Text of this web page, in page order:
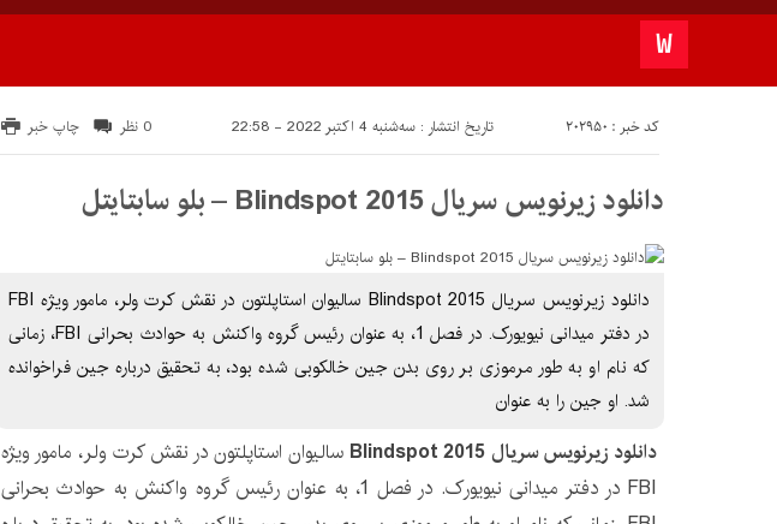
تاریخ انتشار : سه‌شنبه 4 اکتبر 2022 - 22:58 کد خبر : 202950 چاپ خبر 0 نظر
دانلود زیرنویس سریال Blindspot 2015 – بلو سابتايتل
دانلود زیرنویس سریال Blindspot 2015 سالیوان استاپلتون در نقش کرت ولر، مامور ویژه FBI
در دفتر میدانی نیویورک. در فصل 1، به عنوان رئیس گروه واکنش به حوادث بحرانی FBI، زمانی
که نام او به طور مرموزی بر روی بدن جین خالکوبی شده بود، به تحقیق درباره جین فراخوانده
شد. او جین را به عنوان
دانلود زیرنویس سریال Blindspot 2015
سالیوان استاپلتون در نقش کرت ولر، مامور ویژه
FBI در دفتر میدانی نیویورک. در فصل 1، به عنوان رئیس گروه واکنش به حوادث بحرانی